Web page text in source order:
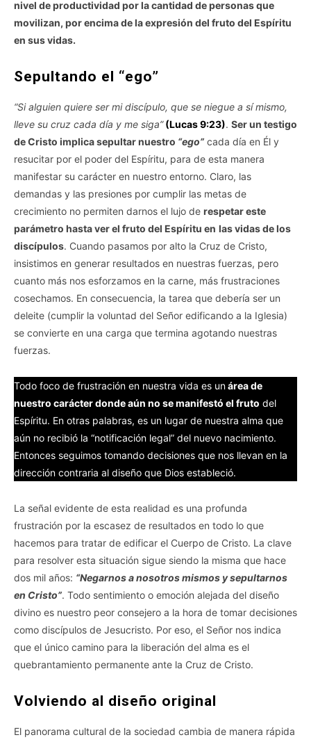
nivel de productividad por la cantidad de personas que
movilizan, por encima de la expresión del fruto del Espíritu
en sus vidas.
Sepultando el “ego”
“Si alguien quiere ser mi discípulo, que se niegue a sí mismo,
lleve su cruz cada día y me siga” (Lucas 9:23). Ser un testigo
de Cristo implica sepultar nuestro “ego” cada día en Él y
resucitar por el poder del Espíritu, para de esta manera
manifestar su carácter en nuestro entorno. Claro, las
demandas y las presiones por cumplir las metas de
crecimiento no permiten darnos el lujo de respetar este
parámetro hasta ver el fruto del Espíritu en las vidas de los
discípulos. Cuando pasamos por alto la Cruz de Cristo,
insistimos en generar resultados en nuestras fuerzas, pero
cuanto más nos esforzamos en la carne, más frustraciones
cosechamos. En consecuencia, la tarea que debería ser un
deleite (cumplir la voluntad del Señor edificando a la Iglesia)
se convierte en una carga que termina agotando nuestras
fuerzas.
Todo foco de frustración en nuestra vida es unárea de
nuestro carácter donde aún no se manifestó el fruto del
Espíritu. En otras palabras, es un lugar de nuestra alma que
aún no recibió la “notificación legal” del nuevo nacimiento.
Entonces seguimos tomando decisiones que nos llevan en la
dirección contraria al diseño que Dios estableció.
La señal evidente de esta realidad es una profunda
frustración por la escasez de resultados en todo lo que
hacemos para tratar de edificar el Cuerpo de Cristo. La clave
para resolver esta situación sigue siendo la misma que hace
dos mil años: “Negarnos a nosotros mismos y sepultarnos
en Cristo”. Todo sentimiento o emoción alejada del diseño
divino es nuestro peor consejero a la hora de tomar decisiones
como discípulos de Jesucristo. Por eso, el Señor nos indica
que el único camino para la liberación del alma es el
quebrantamiento permanente ante la Cruz de Cristo.
Volviendo al diseño original
El panorama cultural de la sociedad cambia de manera rápida